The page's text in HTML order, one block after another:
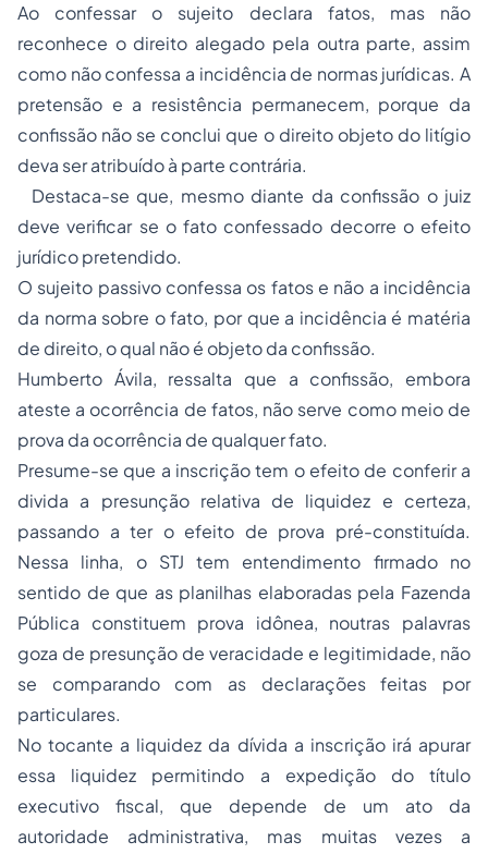
Ao confessar o sujeito declara fatos, mas não
reconhece o direito alegado pela outra parte, assim
como não confessa a incidência de normas jurídicas. A
pretensão e a resistência permanecem, porque da
confissão não se conclui que o direito objeto do litígio
deva ser atribuído à parte contrária.
Destaca-se que, mesmo diante da confissão o juiz
deve verificar se o fato confessado decorre o efeito
jurídico pretendido.
O sujeito passivo confessa os fatos e não a incidência
da norma sobre o fato, por que a incidência é matéria
de direito, o qual não é objeto da confissão.
Humberto Ávila, ressalta que a confissão, embora
ateste a ocorrência de fatos, não serve como meio de
prova da ocorrência de qualquer fato.
Presume-se que a inscrição tem o efeito de conferir a
divida a presunção relativa de liquidez e certeza,
passando a ter o efeito de prova pré-constituída.
Nessa linha, o STJ tem entendimento firmado no
sentido de que as planilhas elaboradas pela Fazenda
Pública constituem prova idônea, noutras palavras
goza de presunção de veracidade e legitimidade, não
se comparando com as declarações feitas por
particulares.
No tocante a liquidez da dívida a inscrição irá apurar
essa liquidez permitindo a expedição do título
executivo fiscal, que depende de um ato da
autoridade administrativa, mas muitas vezes a